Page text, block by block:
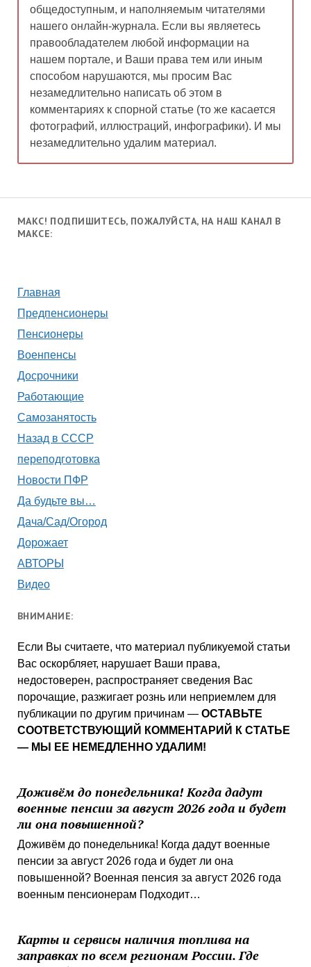
общедоступным, и наполняемым читателями
нашего онлайн-журнала. Если вы являетесь
правообладателем любой информации на
нашем портале, и Ваши права тем или иным
способом нарушаются, мы просим Вас
незамедлительно написать об этом в
комментариях к спорной статье (то же касается
фотографий, иллюстраций, инфографики). И мы
незамедлительно удалим материал.
МАКС! ПОДПИШИТЕСЬ, ПОЖАЛУЙСТА, НА НАШ КАНАЛ В
МАКСЕ:
Главная
Предпенсионеры
Пенсионеры
Военпенсы
Досрочники
Работающие
Самозанятость
Назад в СССР
переподготовка
Новости ПФР
Да будьте вы…
Дача/Сад/Огород
Дорожает
АВТОРЫ
Видео
ВНИМАНИЕ:
Если Вы считаете, что материал публикуемой статьи
Вас оскорбляет, нарушает Ваши права,
недостоверен, распространяет сведения Вас
порочащие, разжигает рознь или неприемлем для
публикации по другим причинам — ОСТАВЬТЕ
СООТВЕТСТВУЮЩИЙ КОММЕНТАРИЙ К СТАТЬЕ
— МЫ ЕЕ НЕМЕДЛЕННО УДАЛИМ!
Доживём до понедельника! Когда дадут
военные пенсии за август 2026 года и будет
ли она повышенной?
Доживём до понедельника! Когда дадут военные
пенсии за август 2026 года и будет ли она
повышенной? Военная пенсия за август 2026 года
военным пенсионерам Подходит…
Карты и сервисы наличия топлива на
заправках по всем регионам России. Где